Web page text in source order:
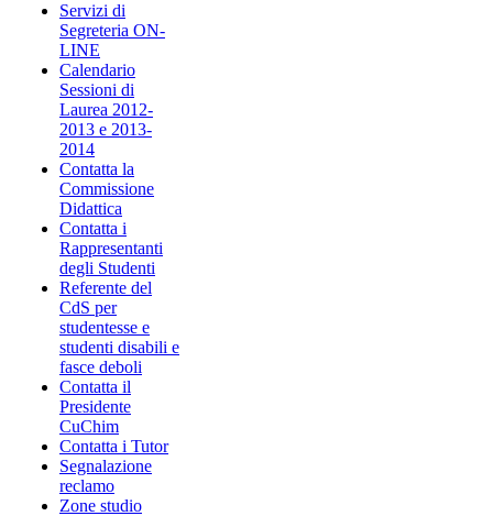
Servizi di
Segreteria ON-
LINE
Calendario
Sessioni di
Laurea 2012-
2013 e 2013-
2014
Contatta la
Commissione
Didattica
Contatta i
Rappresentanti
degli Studenti
Referente del
CdS per
studentesse e
studenti disabili e
fasce deboli
Contatta il
Presidente
CuChim
Contatta i Tutor
Segnalazione
reclamo
Zone studio